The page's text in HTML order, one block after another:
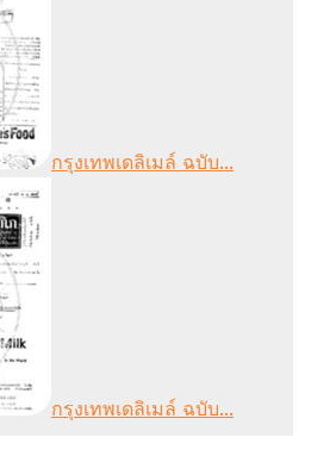
กรุงเทพเดลิเมล์ ฉบับ...
กรุงเทพเดลิเมล์ ฉบับ...